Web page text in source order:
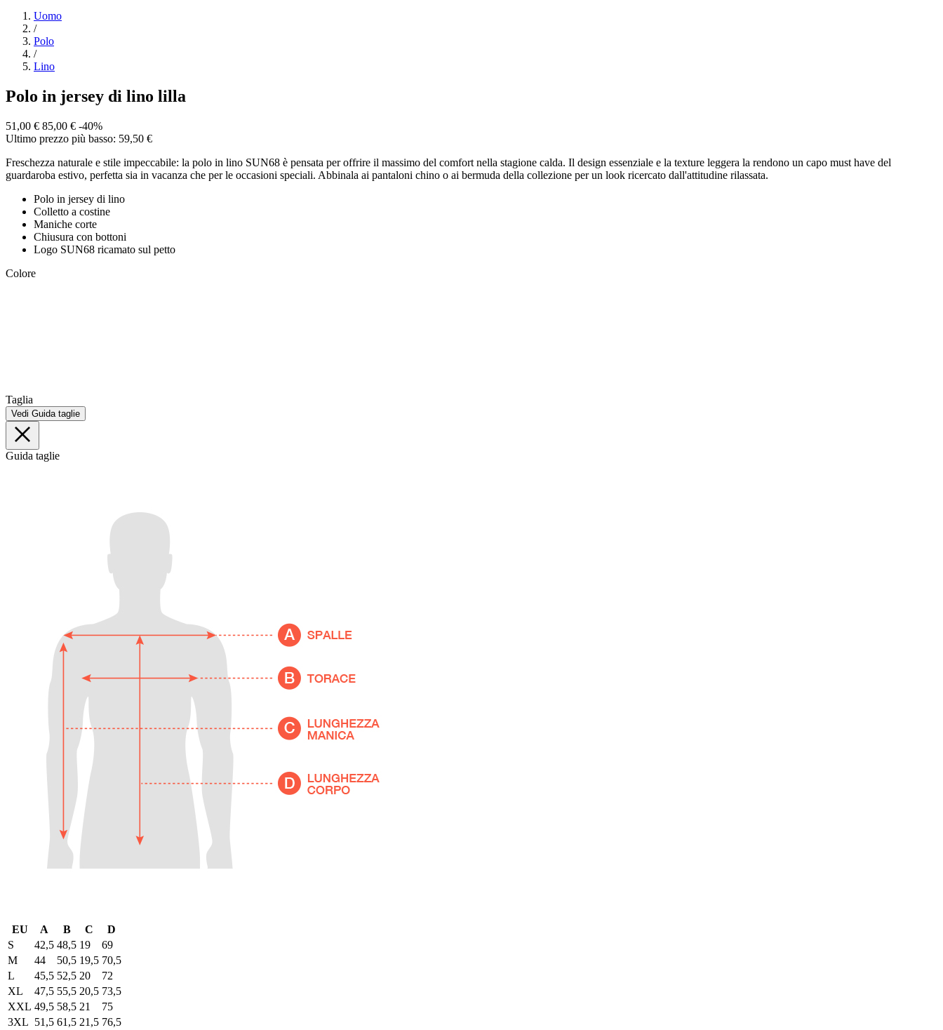
Uomo
/
Polo
/
Lino
Polo in jersey di lino lilla
51,00 € 85,00 € -40%
Ultimo prezzo più basso: 59,50 €
Freschezza naturale e stile impeccabile: la polo in lino SUN68 è pensata per offrire il massimo del comfort nella stagione calda. Il design essenziale e la texture leggera la rendono un capo must have del
guardaroba estivo, perfetta sia in vacanza che per le occasioni speciali. Abbinala ai pantaloni chino o ai bermuda della collezione per un look ricercato dall'attitudine rilassata.
Polo in jersey di lino
Colletto a costine
Maniche corte
Chiusura con bottoni
Logo SUN68 ricamato sul petto
Colore
Taglia
Vedi Guida taglie
Guida taglie
EU A B C
D
S
42,5 48,5 19
69
M
44 50,5 19,5 70,5
L
45,5 52,5 20
72
XL
47,5 55,5 20,5 73,5
XXL 49,5 58,5 21
75
3XL 51,5 61,5 21,5 76,5